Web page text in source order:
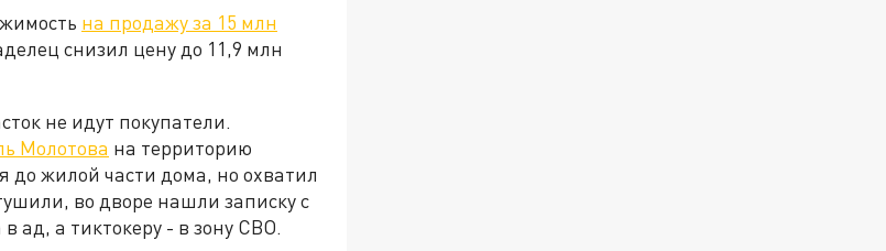
на продажу за 15 млн
снизил цену до 11,9 млн
не идут покупатели.
Молотова на территорию
до жилой части дома, но охватил
во дворе нашли записку с
ад, а тиктокеру - в зону СВО.